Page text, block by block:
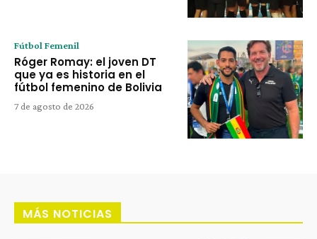
Fútbol Femenil
Róger Romay: el joven DT
que ya es historia en el
fútbol femenino de Bolivia
7 de agosto de 2026
MÁS NOTICIAS